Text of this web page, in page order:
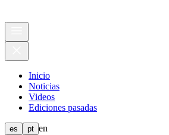
Inicio
Noticias
Videos
Ediciones pasadas
es pt en